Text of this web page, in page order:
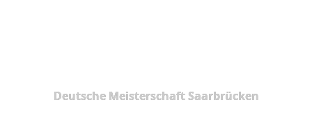
Deutsche Meisterschaft Saarbrücken